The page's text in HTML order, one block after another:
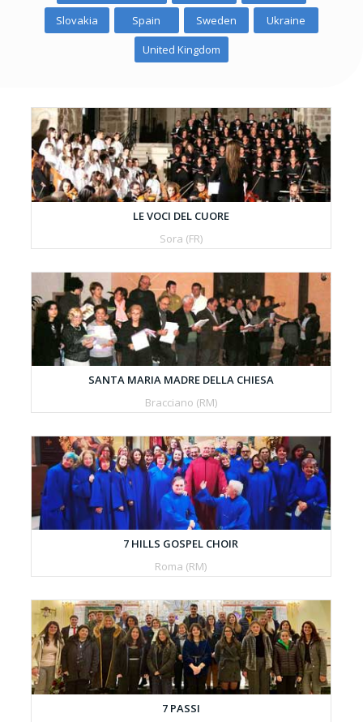
Slovakia
Spain Sweden
Ukraine
United Kingdom
LE VOCI DEL CUORE
Sora (FR)
SANTA MARIA MADRE DELLA CHIESA
Bracciano (RM)
7 HILLS GOSPEL CHOIR
Roma (RM)
7 PASSI